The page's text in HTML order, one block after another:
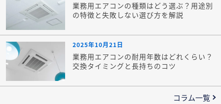
業務用エアコンの種類はどう選ぶ？用途別
の特徴と失敗しない選び方を解説
2025年10月21日
業務用エアコンの耐用年数はどれくらい？
交換タイミングと長持ちのコツ
コラム一覧